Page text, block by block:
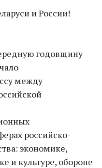
и России!
годовщину
между
российско-
экономике,
и культуре, обороне